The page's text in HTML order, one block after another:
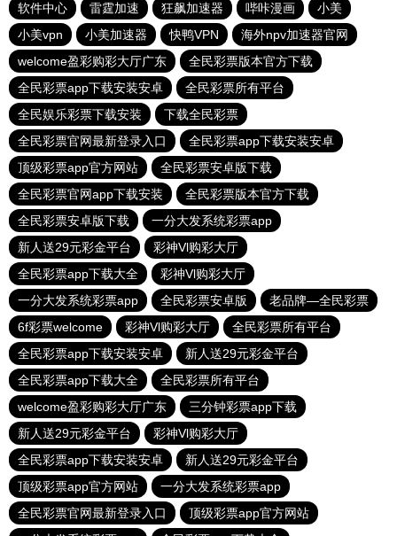
软件中心
雷霆加速 狂飙加速器 哔咔漫画
小美
小美vpn
小美加速器 快鸭VPN
海外npv加速器官网
welcome盈彩购彩大厅广东
全民彩票版本官方下载
全民彩票app下载安装安卓
全民彩票所有平台
全民娱乐彩票下载安装
下载全民彩票
全民彩票官网最新登录入口
全民彩票app下载安装安卓
顶级彩票app官方网站
全民彩票安卓版下载
全民彩票官网app下载安装
全民彩票版本官方下载
全民彩票安卓版下载
一分大发系统彩票app
新人送29元彩金平台
彩神Vl购彩大厅
全民彩票app下载大全
彩神Vl购彩大厅
一分大发系统彩票app
全民彩票安卓版
老品牌—全民彩票
6f彩票welcome
彩神Vl购彩大厅
全民彩票所有平台
全民彩票app下载安装安卓
新人送29元彩金平台
全民彩票app下载大全
全民彩票所有平台
welcome盈彩购彩大厅广东
三分钟彩票app下载
新人送29元彩金平台
彩神Vl购彩大厅
全民彩票app下载安装安卓
新人送29元彩金平台
顶级彩票app官方网站
一分大发系统彩票app
全民彩票官网最新登录入口
顶级彩票app官方网站